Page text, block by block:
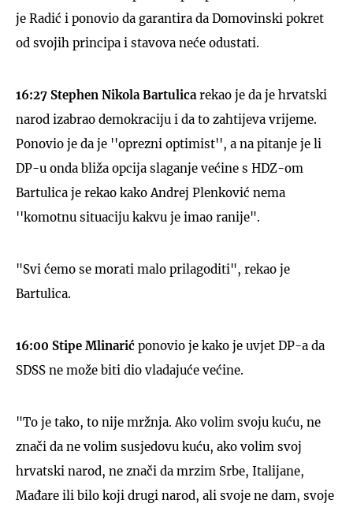
je Radić i ponovio da garantira da Domovinski pokret
od svojih principa i stavova neće odustati.
16:27 Stephen Nikola Bartulica rekao je da je hrvatski
narod izabrao demokraciju i da to zahtijeva vrijeme.
Ponovio je da je ''oprezni optimist'', a na pitanje je li
DP-u onda bliža opcija slaganje većine s HDZ-om
Bartulica je rekao kako Andrej Plenković nema
''komotnu situaciju kakvu je imao ranije".
"Svi ćemo se morati malo prilagoditi", rekao je
Bartulica.
16:00 Stipe Mlinarić ponovio je kako je uvjet DP-a da
SDSS ne može biti dio vladajuće većine.
"To je tako, to nije mržnja. Ako volim svoju kuću, ne
znači da ne volim susjedovu kuću, ako volim svoj
hrvatski narod, ne znači da mrzim Srbe, Italijane,
Mađare ili bilo koji drugi narod, ali svoje ne dam, svoje